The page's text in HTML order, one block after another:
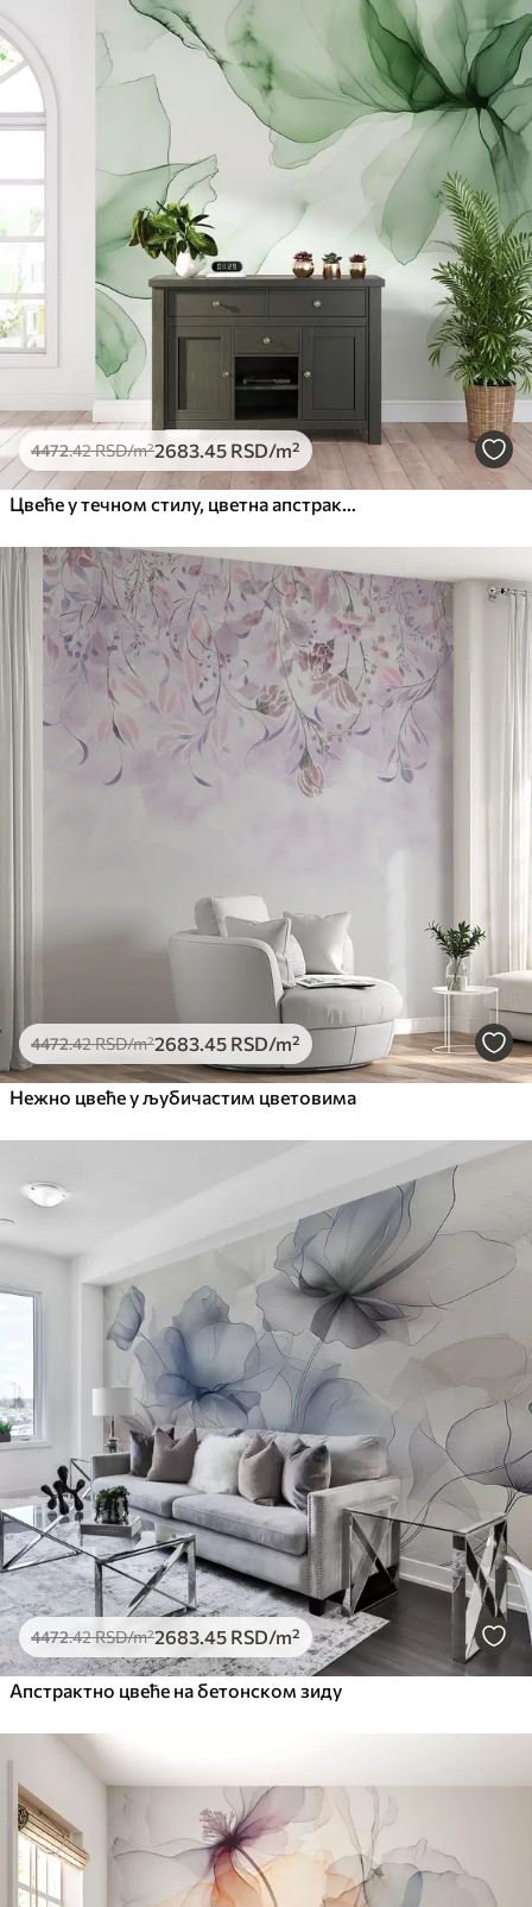
4472.42RSD/m²2683 .45 RSD/m²
4472.42RSD/m²2683 .45 RSD/m²
Нежно цвеће у љубичастим цветовима
4472.42RSD/m²2683 .45 RSD/m²
Апстрактно цвеће на бетонском зиду